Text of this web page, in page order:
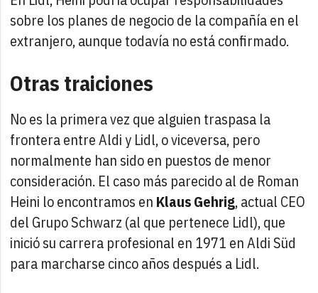
sobre los planes de negocio de la compañía en el
extranjero, aunque todavía no está confirmado.
Otras traiciones
No es la primera vez que alguien traspasa la
frontera entre Aldi y Lidl, o viceversa, pero
normalmente han sido en puestos de menor
consideración. El caso más parecido al de Roman
Heini lo encontramos en Klaus Gehrig, actual CEO
del Grupo Schwarz (al que pertenece Lidl), que
inició su carrera profesional en 1971 en Aldi Süd
para marcharse cinco años después a Lidl.